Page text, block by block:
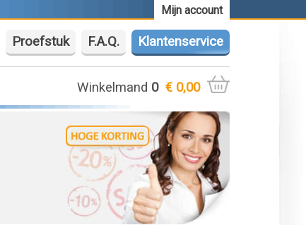
Mijn account
Proefstuk F.A.Q. Klantenservice
Winkelmand 0 € 0,00